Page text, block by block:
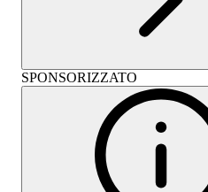
SPONSORIZZATO